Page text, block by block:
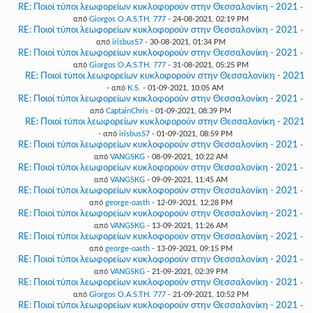
RE: Ποιοί τύποι λεωφορείων κυκλοφορούν στην Θεσσαλονίκη - 2021 -
από Giorgos O.A.S.TH. 777- 24-08-2021, 02:19 PM
RE: Ποιοί τύποι λεωφορείων κυκλοφορούν στην Θεσσαλονίκη - 2021 -
από irisbus57- 30-08-2021, 01:34 PM
RE: Ποιοί τύποι λεωφορείων κυκλοφορούν στην Θεσσαλονίκη - 2021 -
από Giorgos O.A.S.TH. 777- 31-08-2021, 05:25 PM
RE: Ποιοί τύποι λεωφορείων κυκλοφορούν στην Θεσσαλονίκη - 2021
- από K.S. - 01-09-2021, 10:05 AM
RE: Ποιοί τύποι λεωφορείων κυκλοφορούν στην Θεσσαλονίκη - 2021 -
από CaptainChris - 01-09-2021, 08:39 PM
RE: Ποιοί τύποι λεωφορείων κυκλοφορούν στην Θεσσαλονίκη - 2021
- από irisbus57- 01-09-2021, 08:59 PM
RE: Ποιοί τύποι λεωφορείων κυκλοφορούν στην Θεσσαλονίκη - 2021 -
από VANGSKG- 08-09-2021, 10:22 AM
RE: Ποιοί τύποι λεωφορείων κυκλοφορούν στην Θεσσαλονίκη - 2021 -
από VANGSKG- 09-09-2021, 11:45 AM
RE: Ποιοί τύποι λεωφορείων κυκλοφορούν στην Θεσσαλονίκη - 2021 -
από george-oasth- 12-09-2021, 12:28 PM
RE: Ποιοί τύποι λεωφορείων κυκλοφορούν στην Θεσσαλονίκη - 2021 -
από VANGSKG- 13-09-2021, 11:26 AM
RE: Ποιοί τύποι λεωφορείων κυκλοφορούν στην Θεσσαλονίκη - 2021 -
από george-oasth- 13-09-2021, 09:15 PM
RE: Ποιοί τύποι λεωφορείων κυκλοφορούν στην Θεσσαλονίκη - 2021 -
από VANGSKG- 21-09-2021, 02:39 PM
RE: Ποιοί τύποι λεωφορείων κυκλοφορούν στην Θεσσαλονίκη - 2021 -
από Giorgos O.A.S.TH. 777- 21-09-2021, 10:52 PM
RE: Ποιοί τύποι λεωφορείων κυκλοφορούν στην Θεσσαλονίκη - 2021 -